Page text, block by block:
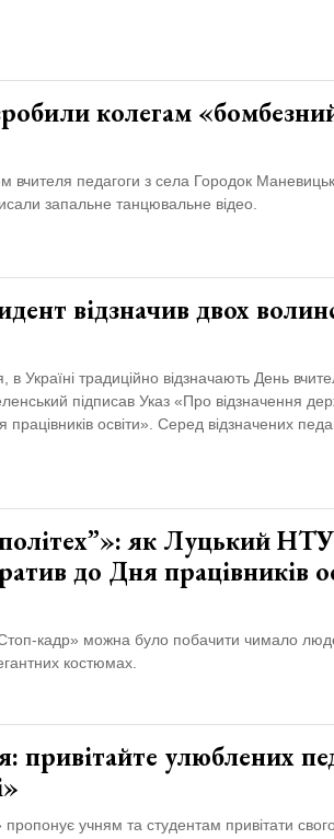
колегам
вчителя педагоги з села Городок
запальне танцювальне відео.
відзначив двох
Україні традиційно відзначають День
підписав Указ «Про відзначення
освіти». Серед відзначених
як Луцький НТУ
до Дня працівників
кадр» можна було побачити чимало
костюмах.
привітайте улюблених
учням та студентам привітати